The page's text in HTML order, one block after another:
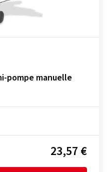
pompe manuelle
23,57 €